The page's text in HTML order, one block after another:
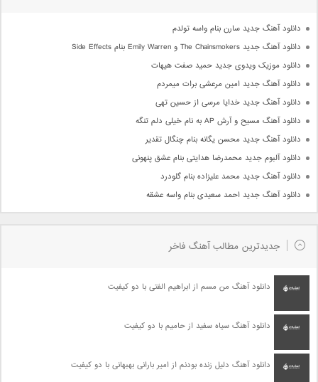
دانلود آهنگ جدید سارن بنام واسه تولدم
دانلود آهنگ جدید The Chainsmokers و Emily Warren بنام Side Effects
دانلود موزیک ویدوی جدید حمید صفت هیهات
دانلود آهنگ جدید امین مرعشی برات میمردم
دانلود آهنگ جدید خدایا مرسی از حسین تهی
دانلود آهنگ مسیح و آرش AP به نام خیلی دلم تنگه
دانلود آهنگ جدید محسن یگانه بنام چنگال تقدیر
دانلود آلبوم جدید محمدرضا هدایتی بنام عشق پنهونی
دانلود آهنگ جدید محمد علیزاده بنام گلودرد
دانلود آهنگ جدید احمد سعیدی بنام واسه عشقه
جدیدترین مطالب آهنگ فاخر
دانلود آهنگ من مسم از ابراهیم الفتی با دو کیفیت
دانلود آهنگ سیاه سفید از حامیم با دو کیفیت
دانلود آهنگ دلیل زنده بودنم از امیر بارانی بهبهانی با دو کیفیت